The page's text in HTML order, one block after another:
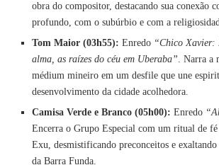
obra do compositor, destacando sua conexão
profundo, com o subúrbio e com a
Tom Maior (03h55): Enredo “Chico Xavier:
alma, as raízes do céu em Uberaba”. Narra a
médium mineiro em um desfile que une
desenvolvimento da cidade acolhedora.
Camisa Verde e Branco (05h00): Enredo
Encerra o Grupo Especial com um ritual de
Exu, desmistificando preconceitos e
da Barra Funda.